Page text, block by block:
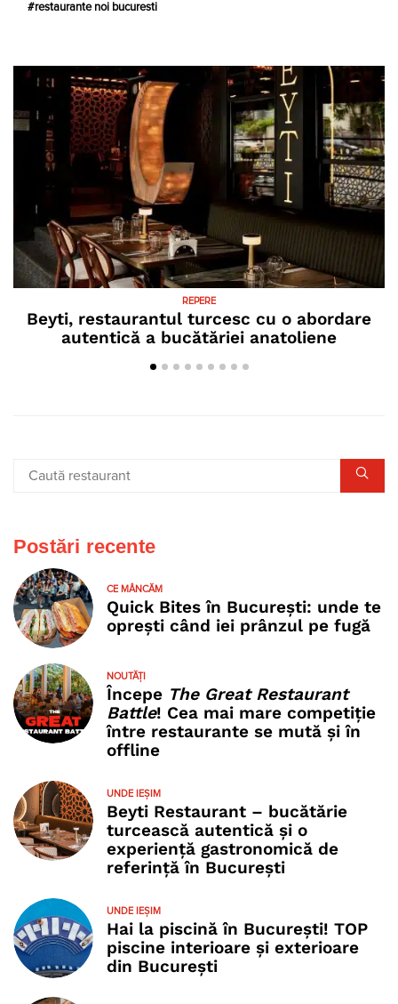
restaurante noi bucuresti
REPERE
Beyti, restaurantul turcesc cu o abordare
autentică a bucătăriei anatoliene
Postări recente
CE MÂNCĂM
Quick Bites în București: unde te
oprești când iei prânzul pe fugă
NOUTĂȚI
Începe The Great Restaurant
Battle! Cea mai mare competiție
între restaurante se mută și în
offline
UNDE IEȘIM
Beyti Restaurant – bucătărie
turcească autentică și o
experiență gastronomică de
referință în București
UNDE IEȘIM
Hai la piscină în București! TOP
piscine interioare și exterioare
din București